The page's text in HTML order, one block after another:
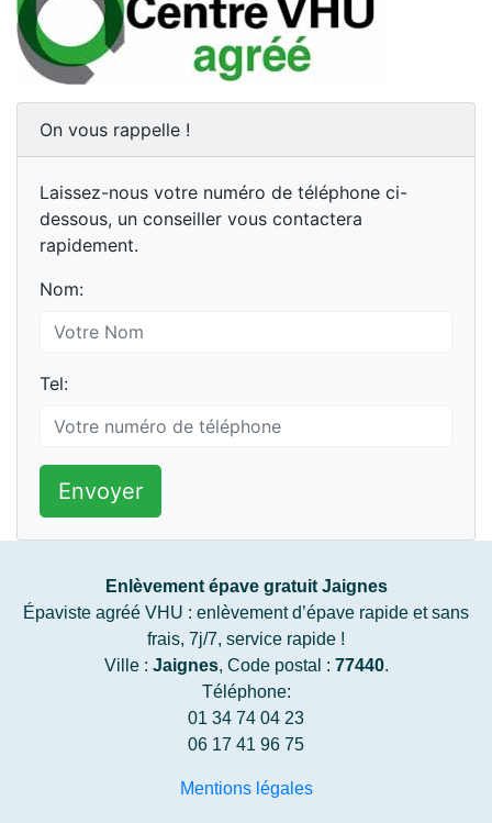
On vous rappelle !
Laissez-nous votre numéro de téléphone ci-
dessous, un conseiller vous contactera
rapidement.
Nom:
Tel:
Envoyer
Enlèvement épave gratuit Jaignes
Épaviste agréé VHU : enlèvement d’épave rapide et sans
frais, 7j/7, service rapide !
Ville : Jaignes, Code postal : 77440.
Téléphone:
01 34 74 04 23
06 17 41 96 75
Mentions légales